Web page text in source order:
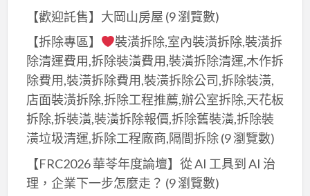
【歡迎託售】大岡山房屋 (9 瀏覽數)
【拆除專區】
裝潢拆除,室內裝潢拆除,裝潢拆
除清運費用,拆除裝潢費用,裝潢拆除清運,木作拆
除費用,裝潢拆除費用,裝潢拆除公司,拆除裝潢,
店面裝潢拆除,拆除工程推薦,辦公室拆除,天花板
拆除,拆裝潢,裝潢拆除報價,拆除舊裝潢,拆除裝
潢垃圾清運,拆除工程廠商,隔間拆除(9 瀏覽數)
【FRC2026 華苓年度論壇】從 AI 工具到 AI 治
理，企業下一步怎麼走？ (9 瀏覽數)